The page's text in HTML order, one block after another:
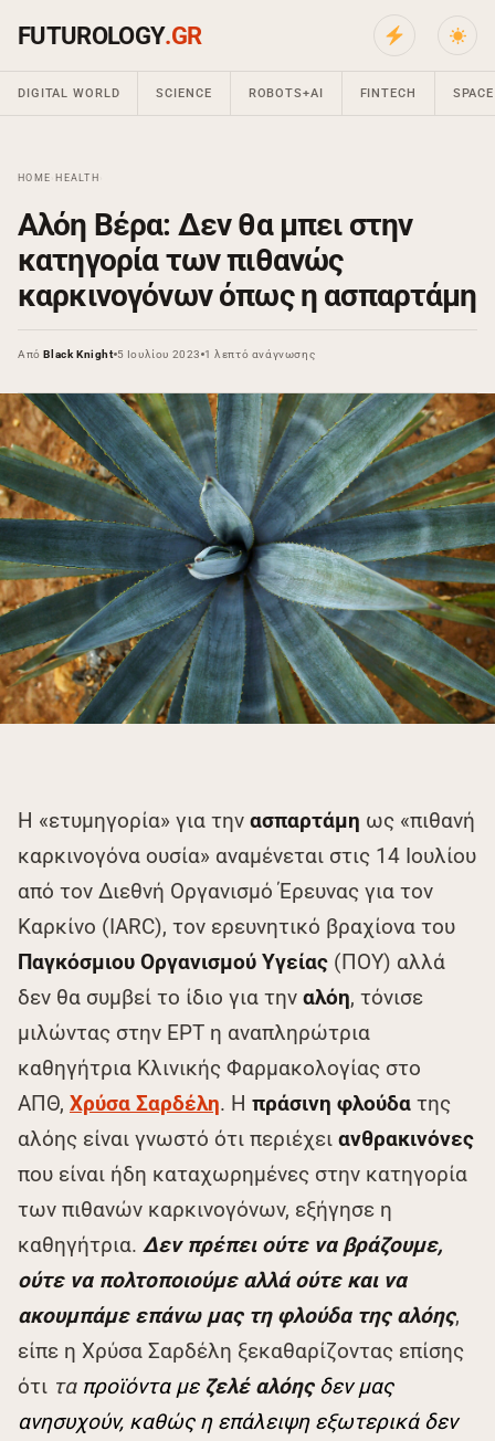
FUTUROLOGY.GR
DIGITAL WORLD SCIENCE ROBOTS+AI FINTECH SPACE
HOME HEALTH
Αλόη Βέρα: Δεν θα μπει στην
κατηγορία των πιθανώς
καρκινογόνων όπως η ασπαρτάμη
ΑπόBlack Knight 5 Ιουλίου 2023 1 λεπτό ανάγνωσης
Η «ετυμηγορία» για την ασπαρτάμη ως «πιθανή
καρκινογόνα ουσία» αναμένεται στις 14 Ιουλίου
από τον Διεθνή Οργανισμό Έρευνας για τον
Καρκίνο (IARC), τον ερευνητικό βραχίονα του
Παγκόσμιου Οργανισμού Υγείας (ΠΟΥ) αλλά
δεν θα συμβεί το ίδιο για την αλόη, τόνισε
μιλώντας στην ΕΡΤ η αναπληρώτρια
καθηγήτρια Κλινικής Φαρμακολογίας στο
ΑΠΘ, Χρύσα Σαρδέλη. Η πράσινη φλούδα της
αλόης είναι γνωστό ότι περιέχει ανθρακινόνες
που είναι ήδη καταχωρημένες στην κατηγορία
των πιθανών καρκινογόνων, εξήγησε η
καθηγήτρια. Δεν πρέπει ούτε να βράζουμε,
ούτε να πολτοποιούμε αλλά ούτε και να
ακουμπάμε επάνω μας τη φλούδα της αλόης,
είπε η Χρύσα Σαρδέλη ξεκαθαρίζοντας επίσης
ότι ταπροϊόντα με ζελέ αλόηςδεν μας
ανησυχούν, καθώς η επάλειψη εξωτερικά δεν